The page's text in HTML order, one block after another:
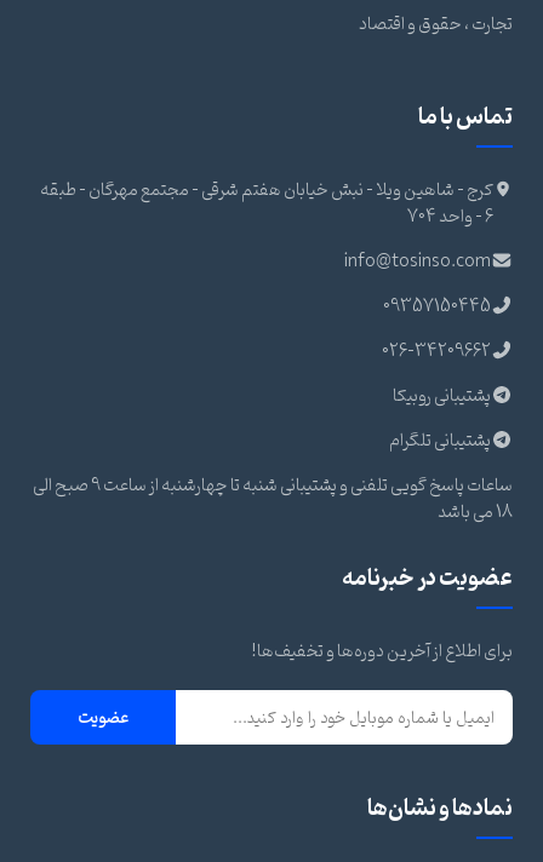
تجارت ، حقوق و اقتصاد
تماس با ما
کرج - شاهین ویلا - نبش خیابان هفتم شرقی - مجتمع مهرگان - طبقه
6 - واحد 704
info@tosinso.com
09357150445
026-34209662
پشتیبانی روبیکا
پشتیبانی تلگرام
ساعات پاسخ گویی تلفنی و پشتیبانی شنبه تا چهارشنبه از ساعت 9 صبح الی
18 می باشد
عضویت در خبرنامه
برای اطلاع از آخرین دوره‌ها و تخفیف‌ها!
عضویت
نمادها و نشان‌ها